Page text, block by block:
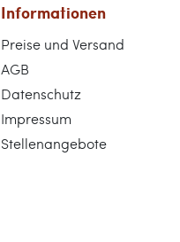
Informationen
Preise und Versand
AGB
Datenschutz
Impressum
Stellenangebote